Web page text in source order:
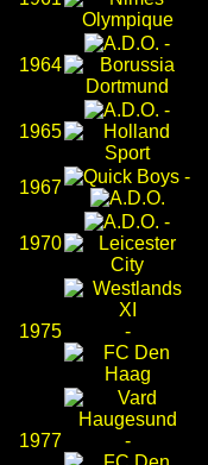
1964
-
1965
-
1967
-
1970
-
1975 -
1977 -